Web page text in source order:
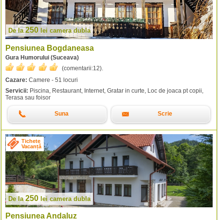
De la250 lei camera dubla
Pensiunea Bogdaneasa
Gura Humorului (Suceava)
(comentarii:12).
Cazare: Camere - 51 locuri
Servicii: Piscina, Restaurant, Internet, Gratar in curte, Loc de joaca pt copii,
Terasa sau foisor
Suna Scrie
Tichete
Vacanță
De la250 lei camera dubla
Pensiunea Andaluz